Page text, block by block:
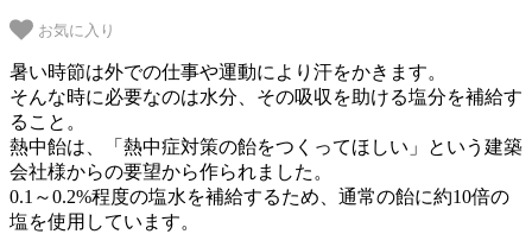
お気に入り
暑い時節は外での仕事や運動により汗をかきます。
そんな時に必要なのは水分、その吸収を助ける塩分を補給す
ること。
熱中飴は、「熱中症対策の飴をつくってほしい」という建築
会社様からの要望から作られました。
0.1～0.2%程度の塩水を補給するため、通常の飴に約10倍の
塩を使用しています。